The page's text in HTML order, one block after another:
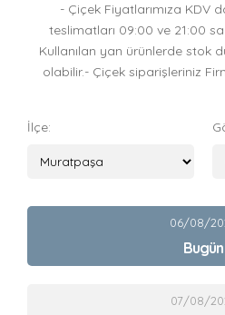
- Çiçek Fiyatlarımıza KDV
teslimatları 09:00 ve 21:00
Kullanılan yan ürünlerde stok
olabilir.- Çiçek siparişleriniz
İlçe:
06/08/
Bugün
07/08/